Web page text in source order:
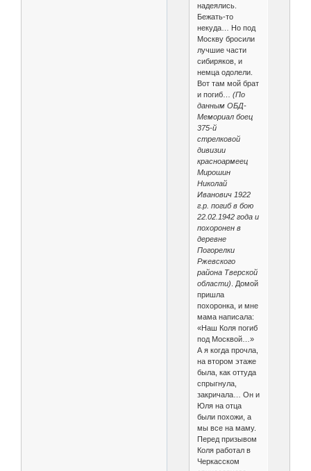
надеялись.
Бежать-то
некуда… Но под
Москву бросили
лучшие части
сибиряков, и
немца одолели.
Вот там мой брат
и погиб… (По
данным ОБД-
Мемориал боец
375-й
стрелковой
дивизии
красноармеец
Мирошин
Николай
Иванович 1922
г.р. погиб в бою
22.02.1942 года и
похоронен в
деревне
Погорелки
Ржевского
района Тверской
области) . Домой
пришла
похоронка, и мне
мама написала:
«Наш Коля погиб
под Москвой…»
А я когда прочла,
на втором этаже
была, как оттуда
спрыгнула,
закричала… Он и
Юля на отца
были похожи, а
мы все на маму.
Перед призывом
Коля работал в
Черкасском